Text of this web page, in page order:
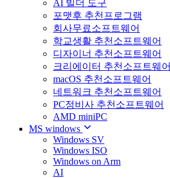
AI 빌더 도구
포맷후 추천프로그램
회사무료소프트웨어
학교생활 추천소프트웨어
디자이너 추천소프트웨어
크리에이터 추천소프트웨어
macOS 추천소프트웨어
네트워크 추천소프트웨어
PC정비사 추천소프트웨어
AMD miniPC
MS windows
Windows SV
Windows ISO
Windows on Arm
AI